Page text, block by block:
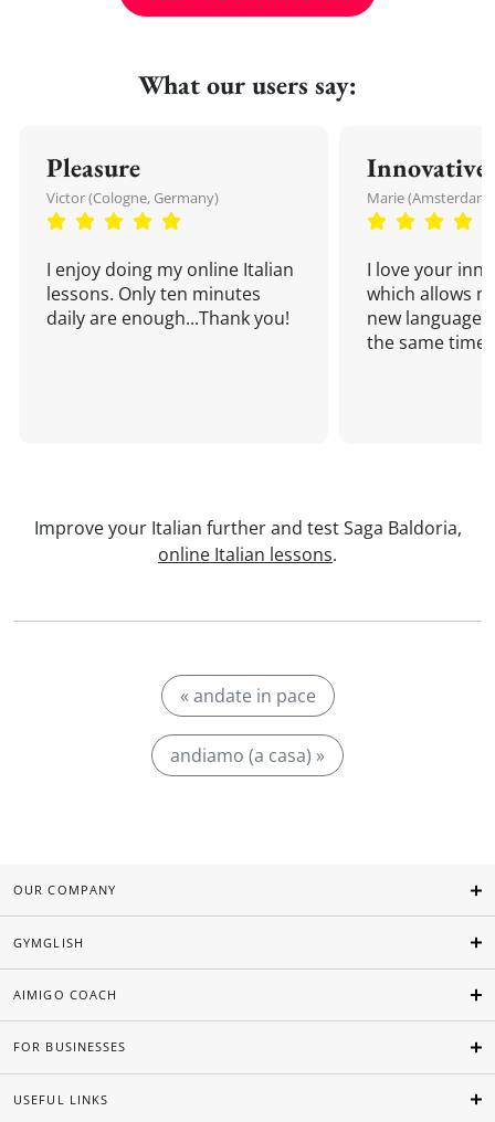
What our users say:
Pleasure
Victor (Cologne, Germany)
I enjoy doing my online Italian
lessons. Only ten minutes
daily are enough...Thank you!
Innovative
Marie
I love your
which allows
new language
the same time!
Improve your Italian further and test Saga Baldoria,
online Italian lessons.
« andate in pace
andiamo (a casa) »
OUR COMPANY
GYMGLISH
AIMIGO COACH
FOR BUSINESSES
USEFUL LINKS